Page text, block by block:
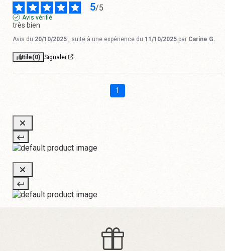
5/5
Avis vérifié
très bien
Avis du 20/10/2025 , suite à une expérience du 11/10/2025 par Carine G.
Utile(0) Signaler
1